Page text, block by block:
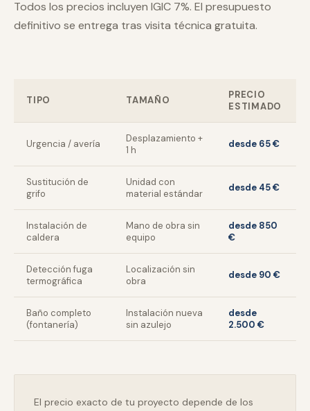
Todos los precios incluyen IGIC 7%. El presupuesto
definitivo se entrega tras visita técnica gratuita.
TIPO TAMAÑO
PRECIO
ESTIMADO
Urgencia / avería
Desplazamiento +
1 h
desde 65 €
Sustitución de
grifo
Unidad con
material estándar
desde 45 €
Instalación de
caldera
Mano de obra sin
equipo
desde 850
€
Detección fuga
termográfica
Localización sin
obra
desde 90 €
Baño completo
(fontanería)
Instalación nueva
sin azulejo
desde
2.500 €
El precio exacto de tu proyecto depende de los